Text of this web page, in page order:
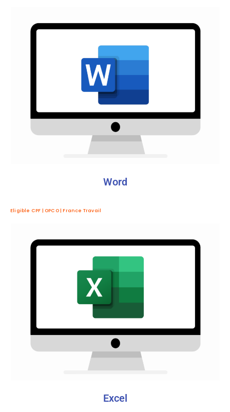
Word
Eligible CPF | OPCO | France Travail
Excel